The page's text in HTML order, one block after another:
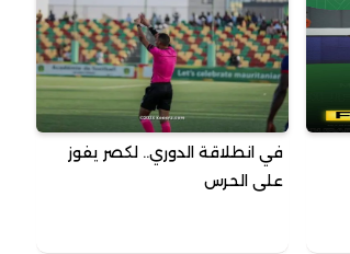
في انطلاقة الدوري.. لكصر يفوز
على الحرس